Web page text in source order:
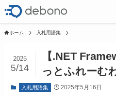
ホーム 入札用語集
【.NET
っとふれーむ
2025
5/14
入札用語集 2025年5月16日